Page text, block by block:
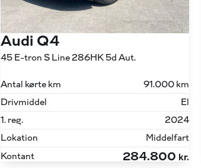
Audi Q4
45 E-tron S Line 286HK 5d Aut.
Antal kørte km
91.000 km
Drivmiddel
El
1. reg.
2024
Lokation
Middelfart
Kontant
284.800 kr.